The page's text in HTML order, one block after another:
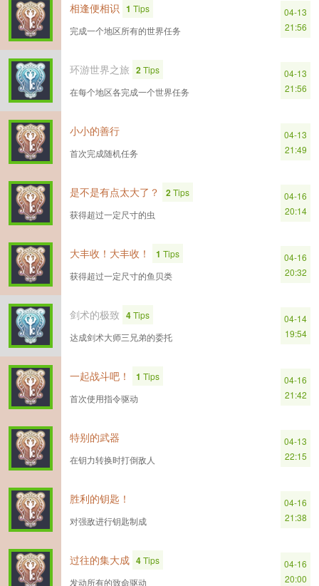
相逢便相识 1 Tips
完成一个地区所有的世界任务
04-13
21:56
环游世界之旅 2Tips
在每个地区各完成一个世界任务
04-13
21:56
小小的善行
首次完成随机任务
04-13
21:49
是不是有点太大了？ 2Tips
获得超过一定尺寸的虫
04-16
20:14
大丰收！大丰收！ 1 Tips
获得超过一定尺寸的鱼贝类
04-16
20:32
剑术的极致 4Tips
达成剑术大师三兄弟的委托
04-14
19:54
一起战斗吧！ 1 Tips
首次使用指令驱动
04-16
21:42
特别的武器
在钥力转换时打倒敌人
04-13
22:15
胜利的钥匙！
对强敌进行钥匙制成
04-16
21:38
过往的集大成 4Tips
发动所有的致命驱动
04-16
20:00